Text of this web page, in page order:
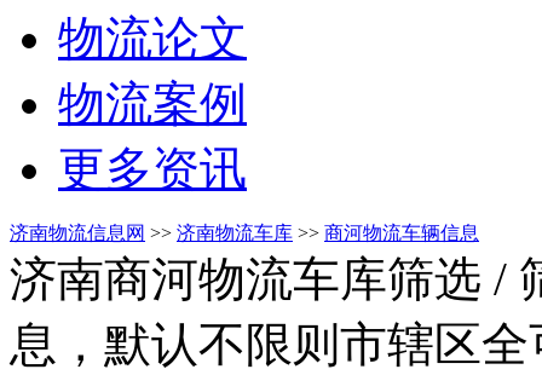
物流论文
物流案例
更多资讯
济南物流信息网 >> 济南物流车库 >> 商河物流车辆信息
济南商河物流车库筛选 /
息，默认不限则市辖区